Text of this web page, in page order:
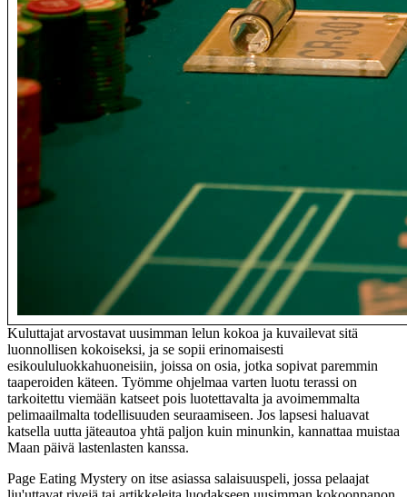
Kuluttajat arvostavat uusimman lelun kokoa ja kuvailevat sitä
luonnollisen kokoiseksi, ja se sopii erinomaisesti
esikoululuokkahuoneisiin, joissa on osia, jotka sopivat paremmin
taaperoiden käteen. Työmme ohjelmaa varten luotu terassi on
tarkoitettu viemään katseet pois luotettavalta ja avoimemmalta
pelimaailmalta todellisuuden seuraamiseen. Jos lapsesi haluavat
katsella uutta jäteautoa yhtä paljon kuin minunkin, kannattaa muistaa
Maan päivä lastenlasten kanssa.
Page Eating Mystery on itse asiassa salaisuuspeli, jossa pelaajat